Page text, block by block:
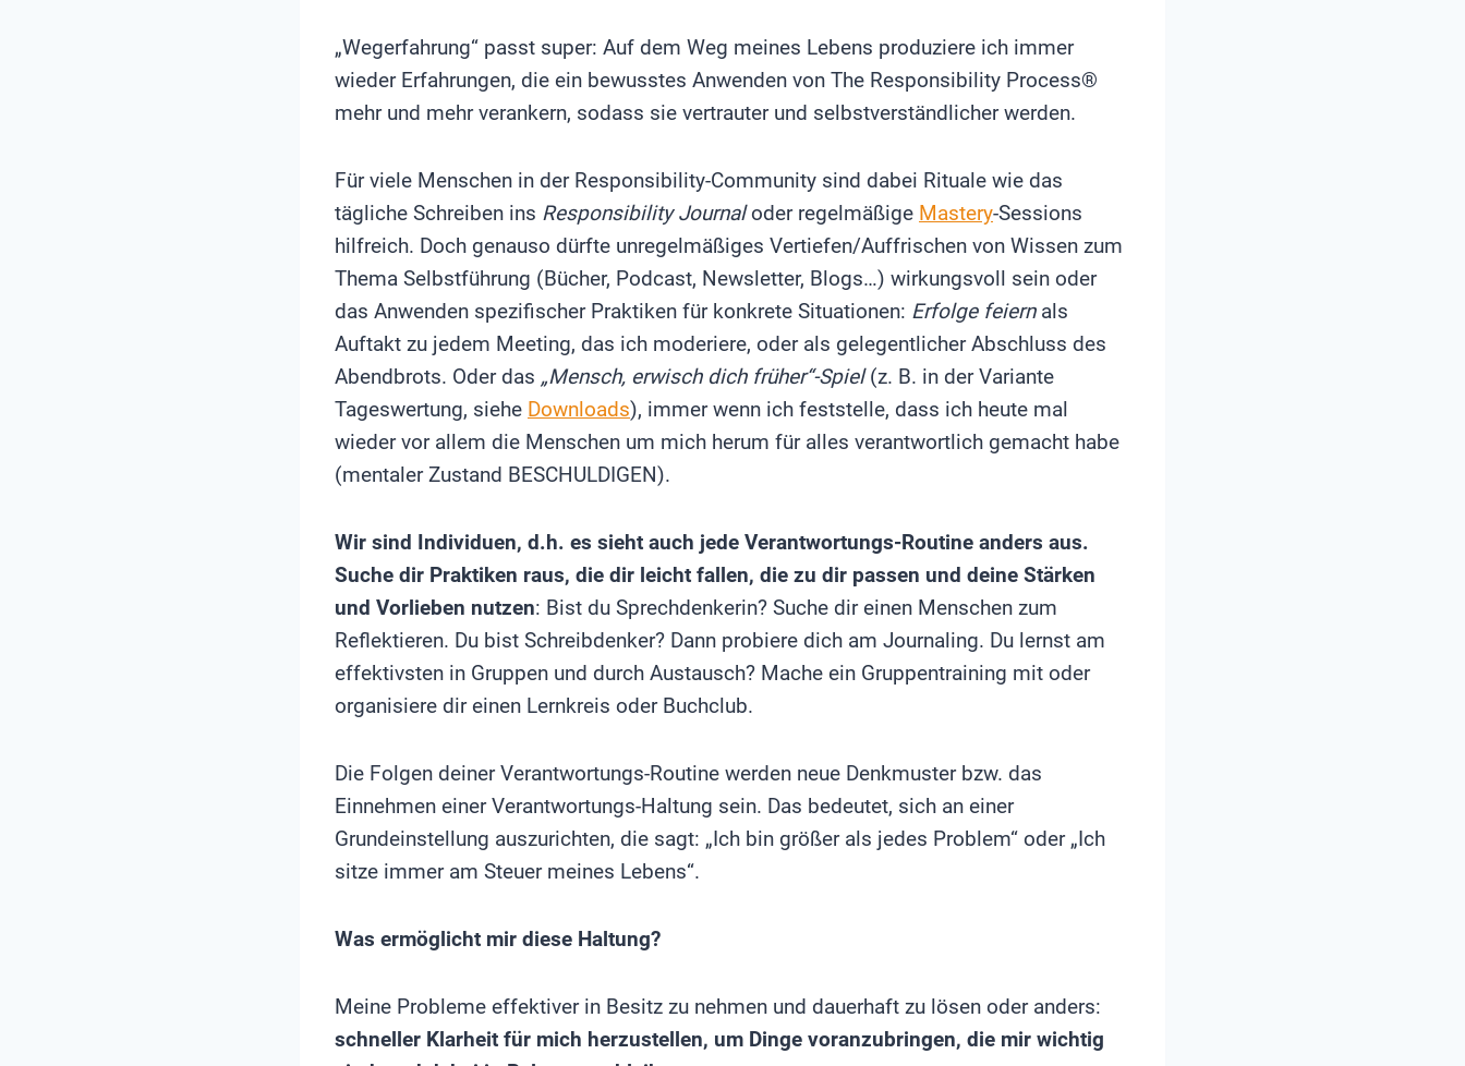
„Wegerfahrung“ passt super: Auf dem Weg meines Lebens produziere ich immer
wieder Erfahrungen, die ein bewusstes Anwenden von The Responsibility Process®
mehr und mehr verankern, sodass sie vertrauter und selbstverständlicher werden.
Für viele Menschen in der Responsibility-Community sind dabei Rituale wie das
tägliche Schreiben ins Responsibility Journaloder regelmäßige Mastery-Sessions
hilfreich. Doch genauso dürfte unregelmäßiges Vertiefen/Auffrischen von Wissen zum
Thema Selbstführung (Bücher, Podcast, Newsletter, Blogs…) wirkungsvoll sein oder
das Anwenden spezifischer Praktiken für konkrete Situationen: Erfolge feiern als
Auftakt zu jedem Meeting, das ich moderiere, oder als gelegentlicher Abschluss des
Abendbrots. Oder das „Mensch, erwisch dich früher“-Spiel(z. B. in der Variante
Tageswertung, siehe Downloads), immer wenn ich feststelle, dass ich heute mal
wieder vor allem die Menschen um mich herum für alles verantwortlich gemacht habe
(mentaler Zustand BESCHULDIGEN).
Wir sind Individuen, d.h. es sieht auch jede Verantwortungs-Routine anders aus.
Suche dir Praktiken raus, die dir leicht fallen, die zu dir passen und deine Stärken
und Vorlieben nutzen: Bist du Sprechdenkerin? Suche dir einen Menschen zum
Reflektieren. Du bist Schreibdenker? Dann probiere dich am Journaling. Du lernst am
effektivsten in Gruppen und durch Austausch? Mache ein Gruppentraining mit oder
organisiere dir einen Lernkreis oder Buchclub.
Die Folgen deiner Verantwortungs-Routine werden neue Denkmuster bzw. das
Einnehmen einer Verantwortungs-Haltung sein. Das bedeutet, sich an einer
Grundeinstellung auszurichten, die sagt: „Ich bin größer als jedes Problem“ oder „Ich
sitze immer am Steuer meines Lebens“.
Was ermöglicht mir diese Haltung?
Meine Probleme effektiver in Besitz zu nehmen und dauerhaft zu lösen oder anders:
schneller Klarheit für mich herzustellen, um Dinge voranzubringen, die mir wichtig